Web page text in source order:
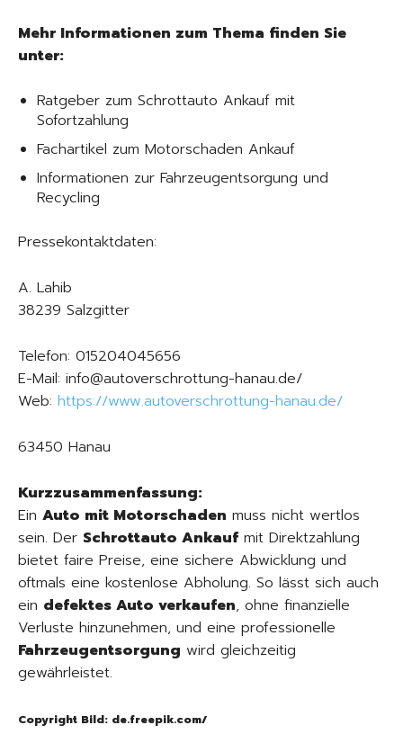
Mehr Informationen zum Thema finden Sie
unter:
Ratgeber zum Schrottauto Ankauf mit
Sofortzahlung
Fachartikel zum Motorschaden Ankauf
Informationen zur Fahrzeugentsorgung und
Recycling
Pressekontaktdaten:
A. Lahib
38239 Salzgitter
Telefon: 015204045656
E-Mail: info@autoverschrottung-hanau.de/
Web: https://www.autoverschrottung-hanau.de/
63450 Hanau
Kurzzusammenfassung:
Ein Auto mit Motorschaden muss nicht wertlos
sein. Der Schrottauto Ankauf mit Direktzahlung
bietet faire Preise, eine sichere Abwicklung und
oftmals eine kostenlose Abholung. So lässt sich auch
ein defektes Auto verkaufen, ohne finanzielle
Verluste hinzunehmen, und eine professionelle
Fahrzeugentsorgung wird gleichzeitig
gewährleistet.
Copyright Bild: de.freepik.com/